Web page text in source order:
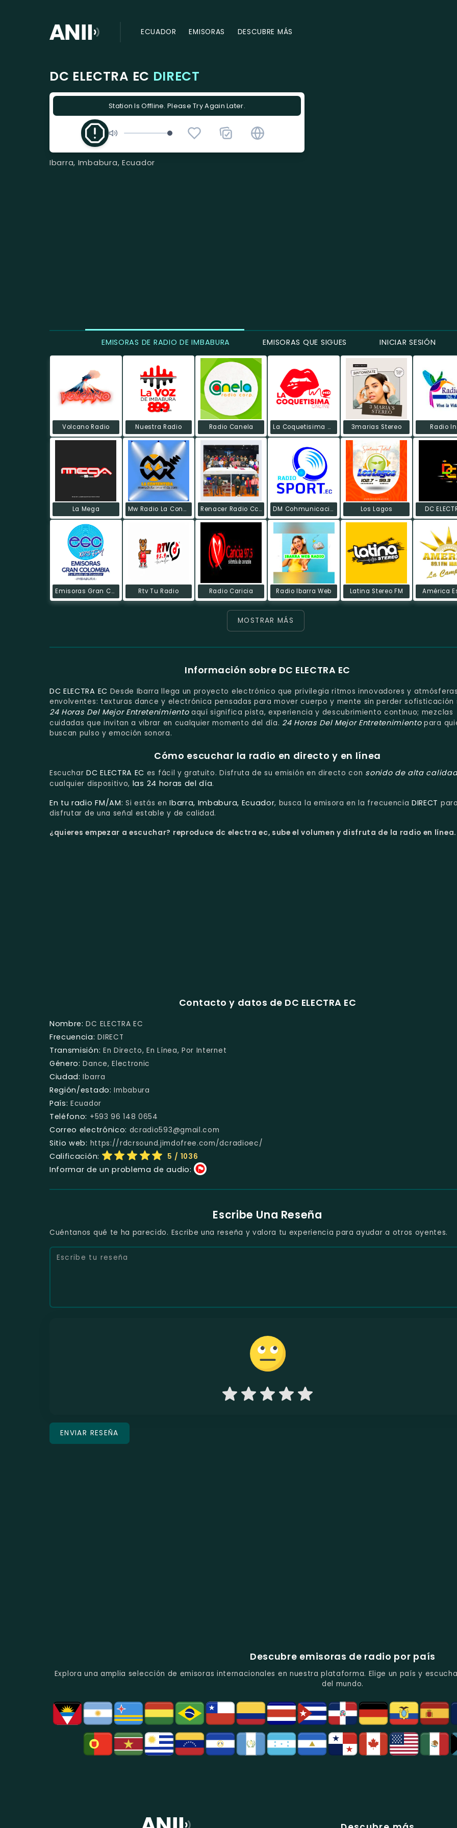
ECUADOR EMISORAS DESCUBRE MÁS
DC ELECTRA EC DIRECT
Station Is Offline. Please Try Again Later.
Ibarra, Imbabura, Ecuador
EMISORAS DE RADIO DE IMBABURA EMISORAS QUE SIGUES INICIAR SESIÓN
Volcano Radio Nuestra Radio Radio Canela La Coquetisima Online 3marias Stereo Radio
La Mega Mw Radio La Consentida Renacer Radio Ccre DM Cohmunicación Integral - Radio Sport Los Lagos DC
Emisoras Gran Colombia Rtv Tu Radio Radio Caricia Radio Ibarra Web Latina Stereo FM América
MOSTRAR MÁS
Información sobre DC ELECTRA EC
DC ELECTRA EC Desde Ibarra llega un proyecto electrónico que privilegia ritmos innovadores y atmósferas
envolventes: texturas dance y electrónica pensadas para mover cuerpo y mente sin perder sofisticación
24 Horas Del Mejor Entretenimientoaquí significa pista, experiencia y descubrimiento continuo; mezclas
cuidadas que invitan a vibrar en cualquier momento del día.24 Horas Del Mejor Entretenimientopara
buscan pulso y emoción sonora.
Cómo escuchar la radio en directo y en línea
EscucharDC ELECTRA EC es fácil y gratuito. Disfruta de su emisión en directo con sonido de alta
cualquier dispositivo, las 24 horas del día.
En tu radio FM/AM: Si estás enIbarra, Imbabura, Ecuador, busca la emisora en la frecuenciaDIRECT para
disfrutar de una señal estable y de calidad.
¿quieres empezar a escuchar? reproduce dc electra ec, sube el volumen y disfruta de la radio en línea.
Contacto y datos de DC ELECTRA EC
Nombre: DC ELECTRA EC
Frecuencia: DIRECT
Transmisión: En Directo, En Línea, Por Internet
Género: Dance, Electronic
Ciudad: Ibarra
Región/estado: Imbabura
País: Ecuador
Teléfono: +593 96 148 0654
Correo electrónico: dcradio593@gmail.com
Sitio web: https://rdcrsound.jimdofree.com/dcradioec/
Calificación: 5 / 1036
Informar de un problema de audio:
Escribe Una Reseña
Cuéntanos qué te ha parecido. Escribe una reseña y valora tu experiencia para ayudar a otros oyentes.
Descubre emisoras de radio por país
Explora una amplia selección de emisoras internacionales en nuestra plataforma. Elige un país y
del mundo.